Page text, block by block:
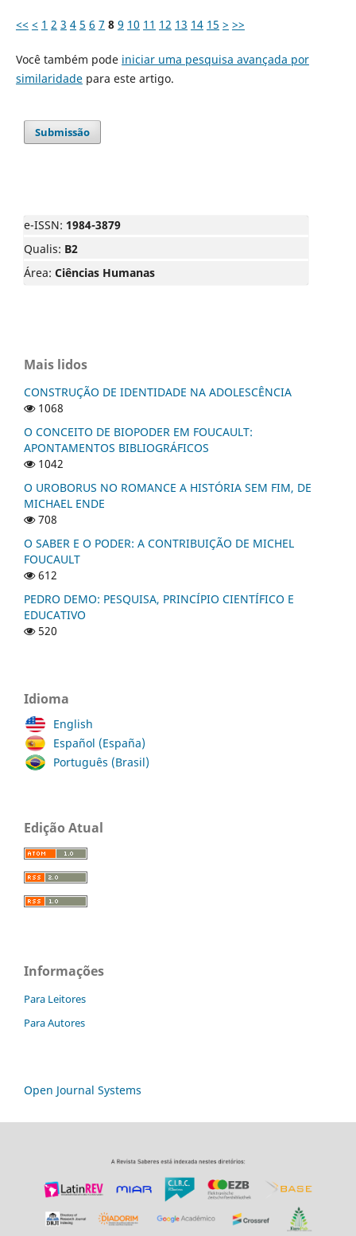
<< < 1 2 3 4 5 6 7 8 9 10 11 12 13 14 15 > >>
Você também pode iniciar uma pesquisa avançada por
similaridadepara este artigo.
Submissão
e-ISSN: 1984-3879
Qualis: B2
Área: Ciências Humanas
Mais lidos
CONSTRUÇÃO DE IDENTIDADE NA ADOLESCÊNCIA
1068
O CONCEITO DE BIOPODER EM FOUCAULT:
APONTAMENTOS BIBLIOGRÁFICOS
1042
O UROBORUS NO ROMANCE A HISTÓRIA SEM FIM, DE
MICHAEL ENDE
708
O SABER E O PODER: A CONTRIBUIÇÃO DE MICHEL
FOUCAULT
612
PEDRO DEMO: PESQUISA, PRINCÍPIO CIENTÍFICO E
EDUCATIVO
520
Idioma
English
Español (España)
Português (Brasil)
Edição Atual
Informações
Para Leitores
Para Autores
Open Journal Systems